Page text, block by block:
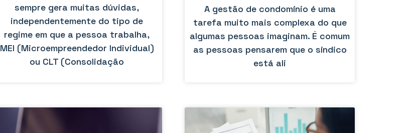
sempre gera muitas dúvidas,
independentemente do tipo de
regime em que a pessoa trabalha,
MEI (Microempreendedor Individual)
ou CLT (Consolidação
A gestão de condomínio é uma
tarefa muito mais complexa do que
algumas pessoas imaginam. É comum
as pessoas pensarem que o síndico
está ali